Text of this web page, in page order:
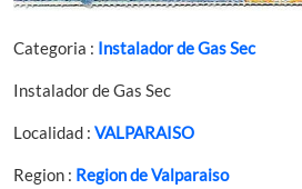
Categoria : Instalador de Gas Sec
Instalador de Gas Sec
Localidad : VALPARAISO
Region : Region de Valparaiso